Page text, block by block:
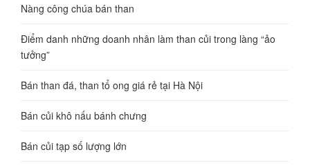
Nàng công chúa bán than
Điểm danh những doanh nhân làm than củi trong làng “ảo
tưởng”
Bán than đá, than tổ ong giá rẻ tại Hà Nội
Bán củi khô nấu bánh chưng
Bán củi tạp số lượng lớn